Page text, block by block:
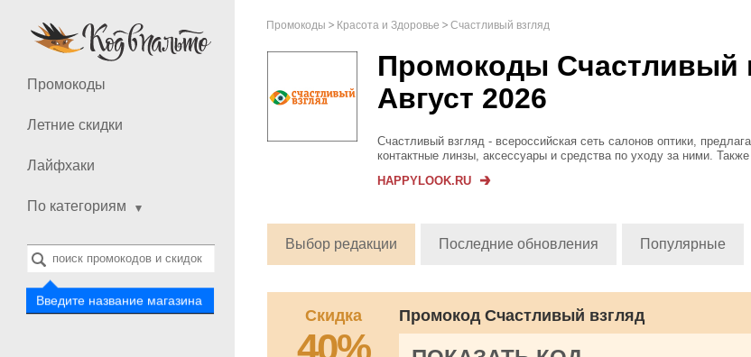
Промокоды
Летние скидки
Лайфхаки
По категориям
Введите название магазина
Промокоды Красота и Здоровье Счастливый взгляд
Промокоды Счастливый
Август 2026
Счастливый взгляд - всероссийская сеть салонов оптики,
контактные линзы, аксессуары и средства по уходу за ними.
на проверку зрения и...
HAPPYLOOK.RU
Выбор редакции Последние обновления Популярные
Скидка
40%
Промокод Счастливый взгляд